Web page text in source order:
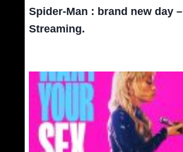
Spider-Man : brand new day –
Streaming.